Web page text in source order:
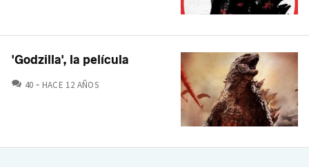
'Godzilla', la película
40 COMENTARIOS
HACE 12 AÑOS